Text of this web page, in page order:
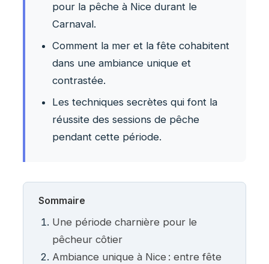
pour la pêche à Nice durant le
Carnaval.
Comment la mer et la fête cohabitent
dans une ambiance unique et
contrastée.
Les techniques secrètes qui font la
réussite des sessions de pêche
pendant cette période.
Sommaire
Une période charnière pour le
pêcheur côtier
Ambiance unique à Nice : entre fête